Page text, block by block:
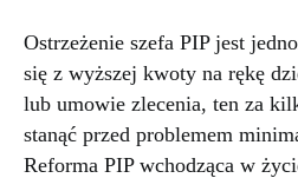
Ostrzeżenie szefa PIP jest
się z wyższej kwoty na rękę
lub umowie zlecenia, ten za
stanąć przed problemem
Reforma PIP wchodząca w